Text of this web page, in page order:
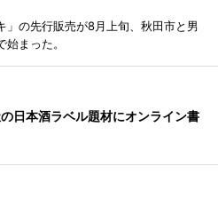
」の先行販売が8月上旬、秋田市と男
まった。
日本酒ラベル題材にオンライン書